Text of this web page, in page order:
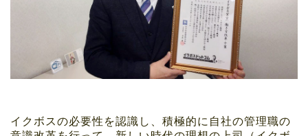
イクボスの必要性を認識し、積極的に自社の管理職の